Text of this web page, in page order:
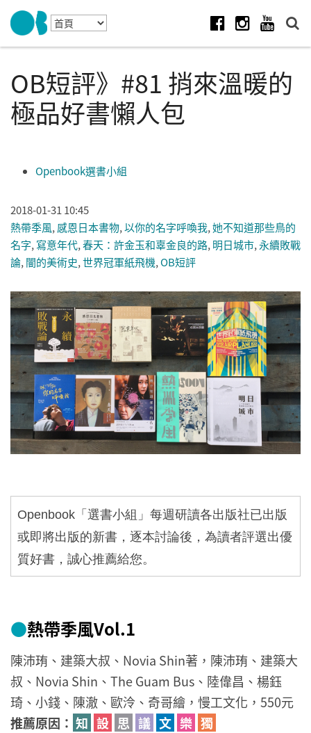
Skip to navigation
移至主內容
OB短評》#81 捎來溫暖的
極品好書懶人包
Openbook選書小組
2018-01-31 10:45
熱帶季風, 感恩日本書物,以你的名字呼喚我,她不知道那些鳥的
名字, 寫意年代,春天：許金玉和辜金良的路, 明日城市,永續敗戰
論, 闇的美術史,世界冠軍紙飛機,OB短評
Openbook 「選書小組」每週研讀各出版社已出版
或即將出版的新書，逐本討論後，為讀者評選出優
質好書，誠心推薦給您。
●熱帶季風Vol.1
陳沛珛、建築大叔、Novia Shin著，陳沛珛、建築大
叔、Novia Shin、The Guam Bus、陸偉昌、楊鈺
琦、小錢、陳澈、歐泠、奇哥繪，慢工文化，550元
推薦原因： 知 設 思 議 文 樂 獨